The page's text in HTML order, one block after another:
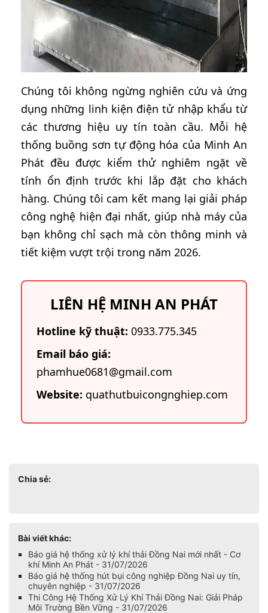
Chúng tôi không ngừng nghiên cứu và ứng
dụng những linh kiện điện tử nhập khẩu từ
các thương hiệu uy tín toàn cầu. Mỗi hệ
thống buồng sơn tự động hóa của Minh An
Phát đều được kiểm thử nghiêm ngặt về
tính ổn định trước khi lắp đặt cho khách
hàng. Chúng tôi cam kết mang lại giải pháp
công nghệ hiện đại nhất, giúp nhà máy của
bạn không chỉ sạch mà còn thông minh và
tiết kiệm vượt trội trong năm 2026.
LIÊN HỆ MINH AN PHÁT
Hotline kỹ thuật: 0933.775.345
Email báo giá:
phamhue0681@gmail.com
Website: quathutbuicongnghiep.com
Chia sẻ:
Bài viết khác:
Báo giá hệ thống xử lý khí thải Đồng Nai mới nhất - Cơ
khí Minh An Phát - 31/07/2026
Báo giá hệ thống hút bụi công nghiệp Đồng Nai uy tín,
chuyên nghiệp - 31/07/2026
Thi Công Hệ Thống Xử Lý Khí Thải Đồng Nai: Giải Pháp
Môi Trường Bền Vững - 31/07/2026